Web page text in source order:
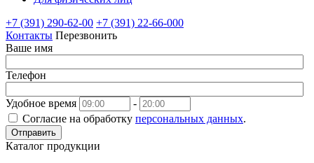
+7 (391) 290-62-00 +7 (391) 22-66-000
Контакты Перезвонить
Ваше имя
Телефон
Удобное время
-
Согласие на обработку персональных данных.
Отправить
Каталог продукции